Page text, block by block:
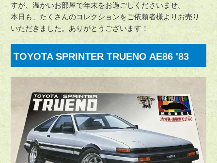
すが、温かいお部屋で年末をお過ごしくださいませ。
本日も、たくさんのコレクションをご依頼者様よりお売り
いただきました。ありがとうございます！
TOYOTA SPRINTER TRUENO AE86 '83